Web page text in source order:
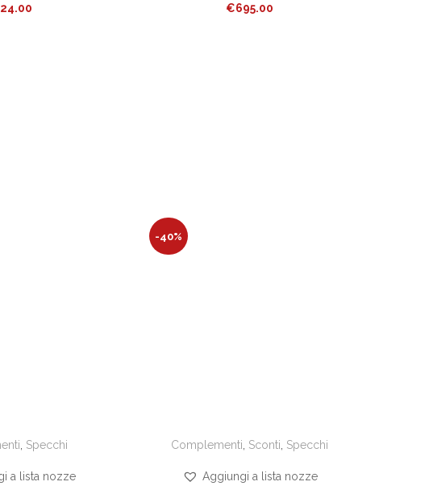
€695.00
, Specchi
a lista nozze
-40%
Complementi, Sconti, Specchi
Aggiungi a lista nozze